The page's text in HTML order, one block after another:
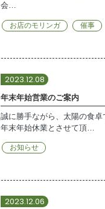
会…
お店のモリンガ 催事
2023.12.08
年末年始営業のご案内
誠に勝手ながら、太陽の食
年末年始休業とさせて頂…
お知らせ
2023.12.06